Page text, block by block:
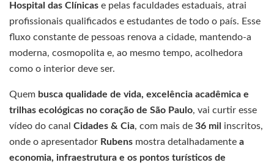
Hospital das Clínicas e pelas faculdades estaduais, atrai
profissionais qualificados e estudantes de todo o país. Esse
fluxo constante de pessoas renova a cidade, mantendo-a
moderna, cosmopolita e, ao mesmo tempo, acolhedora
como o interior deve ser.
Quem busca qualidade de vida, excelência acadêmica e
trilhas ecológicas no coração de São Paulo, vai curtir esse
vídeo do canal Cidades & Cia, com mais de 36 mil inscritos,
onde o apresentador Rubens mostra detalhadamente a
economia, infraestrutura e os pontos turísticos de